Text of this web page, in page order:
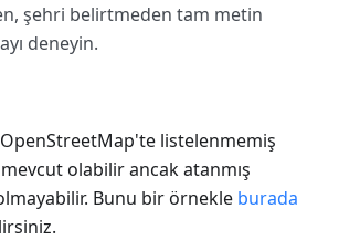
şehri belirtmeden tam metin
deneyin.
OpenStreetMap'te listelenmemiş
olabilir ancak atanmış
Bunu bir örnekle burada